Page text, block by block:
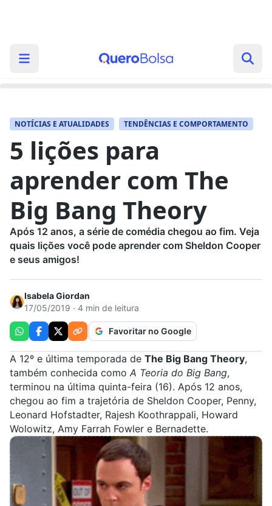
NOTÍCIAS E ATUALIDADES TENDÊNCIAS E COMPORTAMENTO
5 lições para
aprender com The
Big Bang Theory
Após 12 anos, a série de comédia chegou ao fim. Veja
quais lições você pode aprender com Sheldon Cooper
e seus amigos!
Isabela Giordan
17/05/2019 · 4 min de leitura
Favoritar no Google
A 12º e última temporada de The Big Bang Theory,
também conhecida como A Teoria do Big Bang,
terminou na última quinta-feira (16). Após 12 anos,
chegou ao fim a trajetória de Sheldon Cooper, Penny,
Leonard Hofstadter, Rajesh Koothrappali, Howard
Wolowitz, Amy Farrah Fowler e Bernadette.